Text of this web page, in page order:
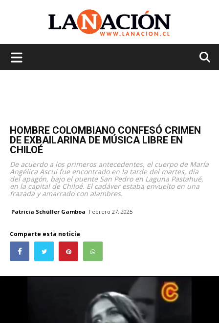
HOMBRE COLOMBIANO CONFESÓ CRIMEN
DE EXBAILARINA DE MÚSICA LIBRE EN
CHILOÉ
De acuerdo a los primeros antecedentes, el cuerpo de María
Angélica Ascuí fue encontrado en la tarde del martes, día
del apagón, bajo el puente San Pedro en Laguna Pastahué,
en la capital de Chiloé. El cadáver estaba envuelto en una
frazada y amarrado con alambres.
Patricia Schüller Gamboa Febrero 27, 2025
Comparte esta noticia